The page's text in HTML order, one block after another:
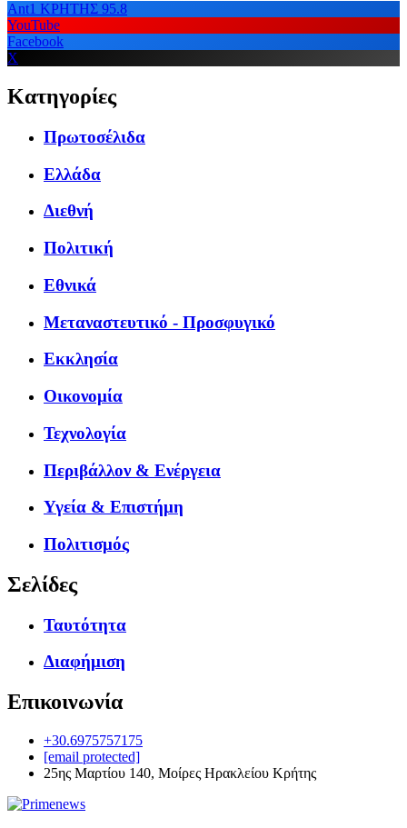
Ant1 ΚΡΗΤΗΣ 95.8
YouTube
Facebook
X
Κατηγορίες
Πρωτοσέλιδα
Ελλάδα
Διεθνή
Πολιτική
Εθνικά
Μεταναστευτικό - Προσφυγικό
Εκκλησία
Οικονομία
Τεχνολογία
Περιβάλλον & Ενέργεια
Υγεία & Επιστήμη
Πολιτισμός
Σελίδες
Ταυτότητα
Διαφήμιση
Επικοινωνία
+30.6975757175
[email protected]
25ης Μαρτίου 140, Μοίρες Ηρακλείου Κρήτης